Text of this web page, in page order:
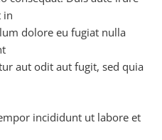
in
dolore eu fugiat nulla
aut odit aut fugit, sed quia
incididunt ut labore et